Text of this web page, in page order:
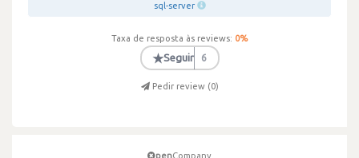
sql-server
Taxa de resposta às reviews: 0%
★Seguir 6
Pedir review (0)
penCompany